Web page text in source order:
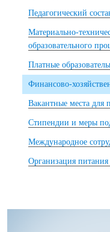
Педагогический
Материально-
образовательного
Платные
Финансово-
Вакантные места для
Стипендии и меры
Международное
Организация питания